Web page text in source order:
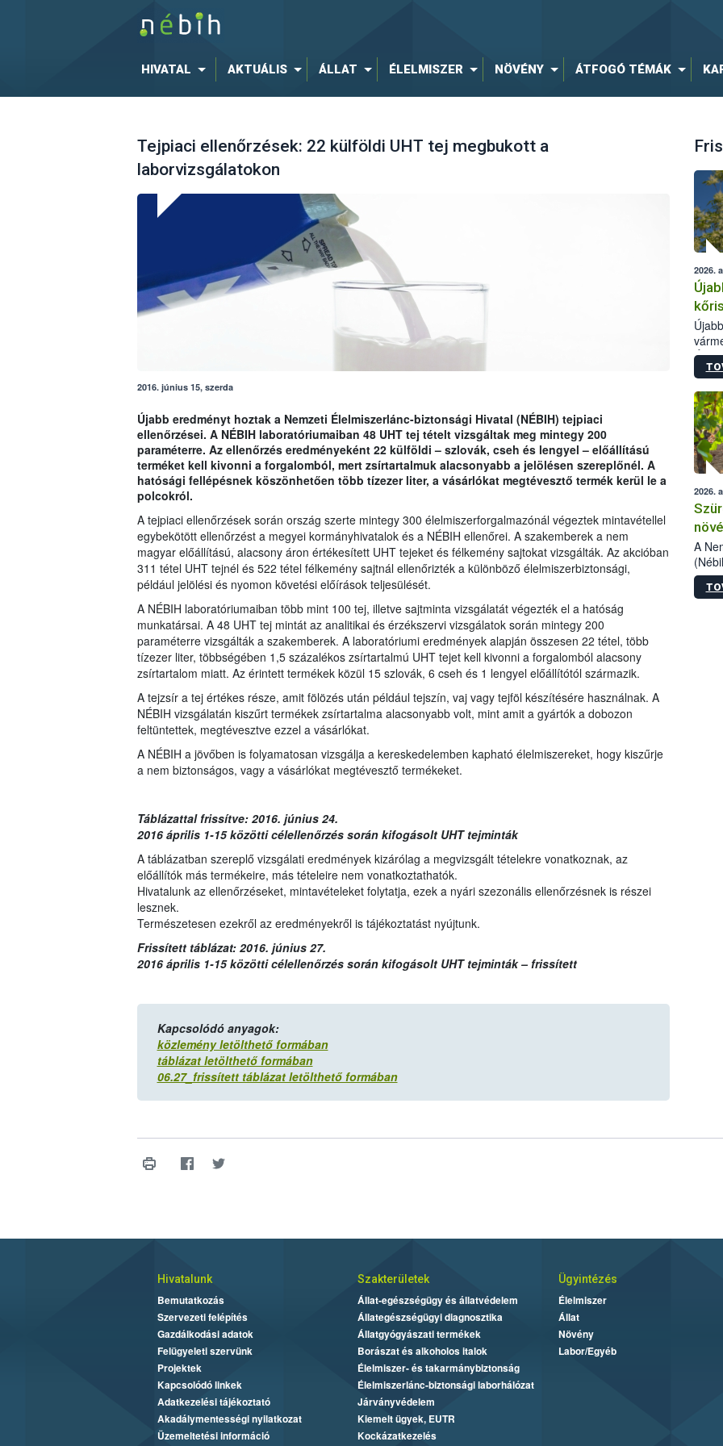
HIVATAL AKTUÁLIS ÁLLAT ÉLELMISZER NÖVÉNY ÁTFOGÓ TÉMÁK
Tejpiaci ellenőrzések: 22 külföldi UHT tej megbukott a
laborvizsgálatokon
2016. június 15, szerda
Újabb eredményt hoztak a Nemzeti Élelmiszerlánc-biztonsági Hivatal (NÉBIH) tejpiaci
ellenőrzései. A NÉBIH laboratóriumaiban 48 UHT tej tételt vizsgáltak meg mintegy 200
paraméterre. Az ellenőrzés eredményeként 22 külföldi – szlovák, cseh és lengyel – előállítású
terméket kell kivonni a forgalomból, mert zsírtartalmuk alacsonyabb a jelölésen szereplőnél. A
hatósági fellépésnek köszönhetően több tízezer liter, a vásárlókat megtévesztő termék kerül le a
polcokról.
A tejpiaci ellenőrzések során ország szerte mintegy 300 élelmiszerforgalmazónál végeztek mintavétellel
egybekötött ellenőrzést a megyei kormányhivatalok és a NÉBIH ellenőrei. A szakemberek a nem
magyar előállítású, alacsony áron értékesített UHT tejeket és félkemény sajtokat vizsgálták. Az akcióban
311 tétel UHT tejnél és 522 tétel félkemény sajtnál ellenőrizték a különböző élelmiszerbiztonsági,
például jelölési és nyomon követési előírások teljesülését.
A NÉBIH laboratóriumaiban több mint 100 tej, illetve sajtminta vizsgálatát végezték el a hatóság
munkatársai. A 48 UHT tej mintát az analitikai és érzékszervi vizsgálatok során mintegy 200
paraméterre vizsgálták a szakemberek. A laboratóriumi eredmények alapján összesen 22 tétel, több
tízezer liter, többségében 1,5 százalékos zsírtartalmú UHT tejet kell kivonni a forgalomból alacsony
zsírtartalom miatt. Az érintett termékek közül 15 szlovák, 6 cseh és 1 lengyel előállítótól származik.
A tejzsír a tej értékes része, amit fölözés után például tejszín, vaj vagy tejföl készítésére használnak. A
NÉBIH vizsgálatán kiszűrt termékek zsírtartalma alacsonyabb volt, mint amit a gyártók a dobozon
feltüntettek, megtévesztve ezzel a vásárlókat.
A NÉBIH a jövőben is folyamatosan vizsgálja a kereskedelemben kapható élelmiszereket, hogy kiszűrje
a nem biztonságos, vagy a vásárlókat megtévesztő termékeket.
Táblázattal frissítve: 2016. június 24.
2016 április 1-15 közötti célellenőrzés során kifogásolt UHT tejminták
A táblázatban szereplő vizsgálati eredmények kizárólag a megvizsgált tételekre vonatkoznak, az
előállítók más termékeire, más tételeire nem vonatkoztathatók.
Hivatalunk az ellenőrzéseket, mintavételeket folytatja, ezek a nyári szezonális ellenőrzésnek is részei
lesznek.
Természetesen ezekről az eredményekről is tájékoztatást nyújtunk.
Frissített táblázat: 2016. június 27.
2016 április 1-15 közötti célellenőrzés során kifogásolt UHT tejminták – frissített
Kapcsolódó anyagok:
közlemény letölthető formában
táblázat letölthető formában
06.27_frissített táblázat letölthető formában
2026.
2026.
A
Hivatalunk
Bemutatkozás
Szervezeti felépítés
Gazdálkodási adatok
Felügyeleti szervünk
Projektek
Kapcsolódó linkek
Adatkezelési tájékoztató
Akadálymentességi nyilatkozat
Üzemeltetési információ
Szakterületek
Állat-egészségügy és állatvédelem
Állategészségügyi diagnosztika
Állatgyógyászati termékek
Borászat és alkoholos italok
Élelmiszer- és takarmánybiztonság
Élelmiszerlánc-biztonsági laborhálózat
Járványvédelem
Kiemelt ügyek, EUTR
Kockázatkezelés
Ügyintézés
Élelmiszer
Állat
Növény
Labor/Egyéb